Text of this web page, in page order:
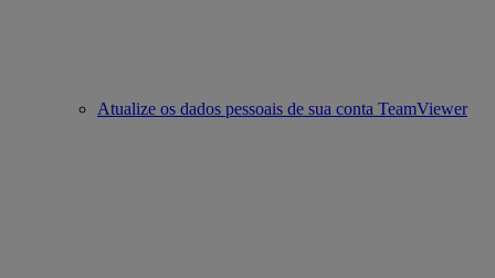
Atualize os dados pessoais de sua conta TeamViewer